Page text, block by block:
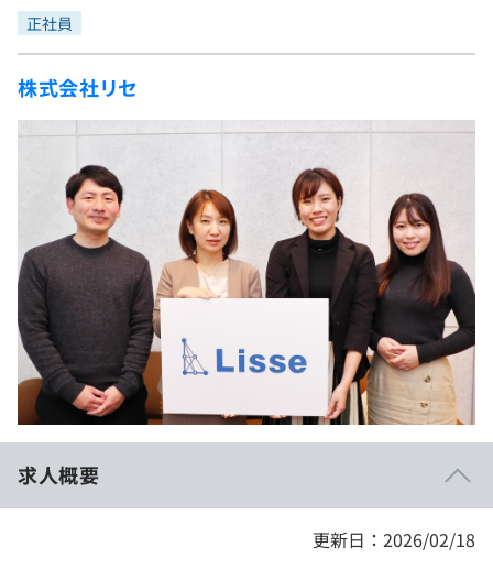
インターン
新卒エージェント
インタビュー
就活成功ガイド
問題集
4択課題
ナレッジ
リファレンス
プラン
個人向けプラン
法人向けプラン
学校向けプラン
契約内容・クーポン
プログラミング言語
再チャレンジ結果一覧
ゲーム・マンガ
Tech Team Journal
paiza times
paizaとは？
正社員
株式会社リセ
求人概要
更新日：2026/02/18